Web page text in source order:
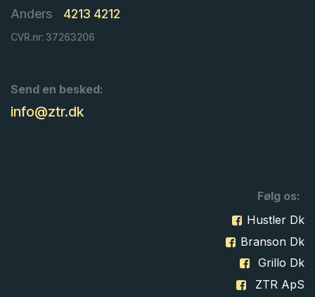
Anders
4213 4212
CVR.nr: 37263206
Send en besked:
info@ztr.dk
Følg os:
Hustler Dk
Branson Dk
Grillo Dk
ZTR ApS